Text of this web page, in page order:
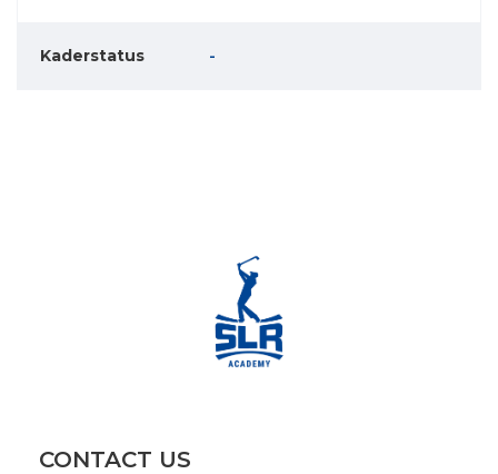
Kaderstatus -
CONTACT US